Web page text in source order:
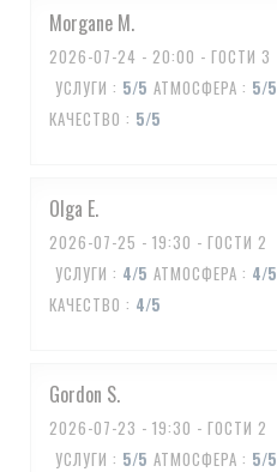
Morgane M
2026-07-24 - 20:00 - ГОСТИ 3
УСЛУГИ : 5/5 АТМОСФЕРА : 5/5
КАЧЕСТВО : 5/5
Olga E
2026-07-25 - 19:30 - ГОСТИ 2
УСЛУГИ : 4/5 АТМОСФЕРА : 4/5
КАЧЕСТВО : 4/5
Gordon S
2026-07-23 - 19:30 - ГОСТИ 2
УСЛУГИ : 5/5 АТМОСФЕРА : 5/5